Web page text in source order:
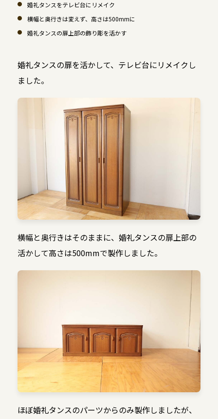
婚礼タンスをテレビ台にリメイク
横幅と奥行きは変えず、高さは500mmに
婚礼タンスの扉上部の飾り彫を活かす
婚礼タンスの扉を活かして、テレビ台にリメイクし
ました。
横幅と奥行きはそのままに、婚礼タンスの扉上部の
活かして高さは500mmで製作しました。
ほぼ婚礼タンスのパーツからのみ製作しましたが、